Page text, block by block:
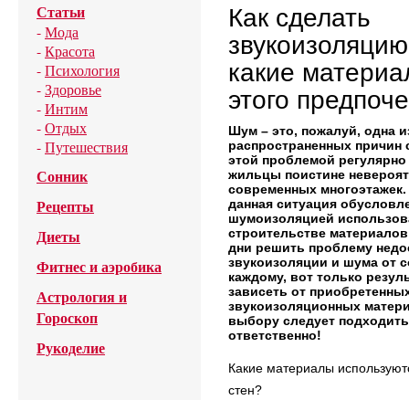
Статьи
-Мода
-Красота
-Психология
-Здоровье
-Интим
-Отдых
-Путешествия
Сонник
Рецепты
Диеты
Фитнес и аэробика
Астрология и
Гороскоп
Рукоделие
Как сделать
какие
этого
Шум – это, пожалуй, одна
распространенных причин
этой проблемой
жильцы поистине
современных
данная ситуация
шумоизоляцией
строительстве
дни решить проблему
звукоизоляции и шума от
каждому, вот только
зависеть от
звукоизоляционных
выбору следует
ответственно!
Какие материалы
стен?